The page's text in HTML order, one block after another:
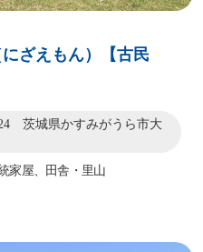
ざえもん）【古民
茨城県かすみがうら市大
家屋、田舎・里山
詳細はこちら